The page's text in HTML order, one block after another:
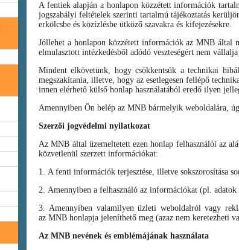
A fentiek alapján a honlapon közzétett információk
jogszabályi feltételek szerinti tartalmú tájékoztatás
erkölcsbe és közízlésbe ütköző szavakra és kifejezésekre.
Jóllehet a honlapon közzétett információk az MNB által
elmulasztott intézkedésből adódó veszteségért nem
Mindent elkövetünk, hogy csökkentsük a technikai
megszakítania, illetve, hogy az esetlegesen fellépő
innen elérhető külső honlap használatából eredő ilyen
Amennyiben Ön belép az MNB bármelyik weboldalára,
Szerzői jogvédelmi nyilatkozat
Az MNB által üzemeltetett ezen honlap felhasználói az
közvetlenül szerzett információkat:
1. A fenti információk terjesztése, illetve sokszorosítása
2. Amennyiben a felhasználó az információkat (pl.
3. Amennyiben valamilyen üzleti weboldalról vagy
az MNB honlapja jeleníthető meg (azaz nem keretezheti
Az MNB nevének és emblémájának használata